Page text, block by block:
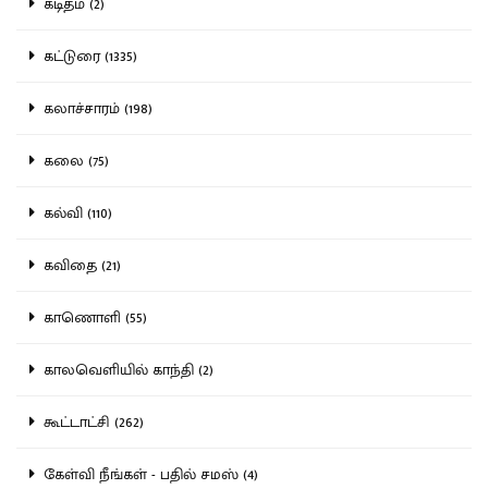
கட்டுரை (1335)
கலாச்சாரம் (198)
கலை (75)
கல்வி (110)
கவிதை (21)
காணொளி (55)
காலவெளியில் காந்தி (2)
கூட்டாட்சி (262)
கேள்வி நீங்கள் - பதில் சமஸ் (4)